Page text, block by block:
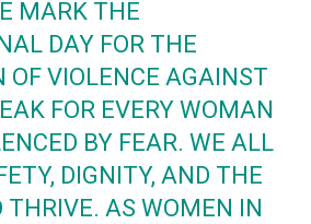
MARK THE
DAY FOR THE
OF VIOLENCE AGAINST
FOR EVERY WOMAN
BY FEAR. WE ALL
DIGNITY, AND THE
THRIVE. AS WOMEN IN